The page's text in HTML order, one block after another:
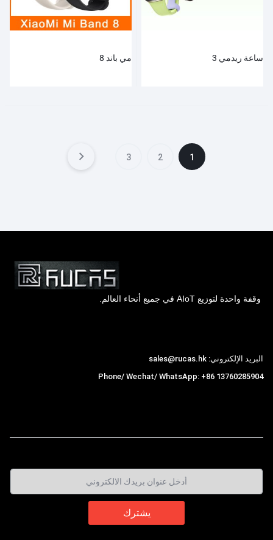
ساعة ريدمي 3 مي باند 8
1
2
3
وقفة واحدة لتوزيع AIoT في جميع أنحاء العالم.
البريد الإلكتروني: sales@rucas.hk
Phone/ Wechat/ WhatsApp: +86 13760285904